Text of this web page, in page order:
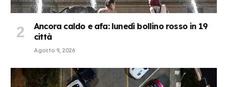
Ancora caldo e afa: lunedì bollino rosso in 19
città
Agosto 9, 2026